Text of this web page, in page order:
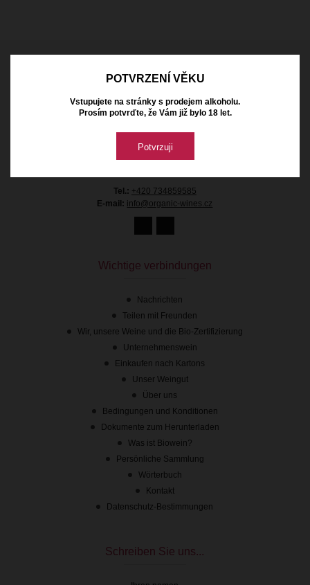
Organic Wines s.r.o.
Průmyslová 1368
Firmen-Ident.-Nr:05891299
Tel.: +420 734859585
E-mail: info@organic-wines.cz
Wichtige verbindungen
Nachrichten
Teilen mit Freunden
Wir, unsere Weine und die Bio-Zertifizierung
Unternehmenswein
Einkaufen nach Kartons
Unser Weingut
Über uns
Bedingungen und Konditionen
Dokumente zum Herunterladen
Was ist Biowein?
Persönliche Sammlung
Wörterbuch
Kontakt
Datenschutz-Bestimmungen
Schreiben Sie uns...
POTVRZENÍ VĚKU
Vstupujete na stránky s prodejem alkoholu.
Prosím potvrďte, že Vám již bylo 18 let.
Potvrzuji